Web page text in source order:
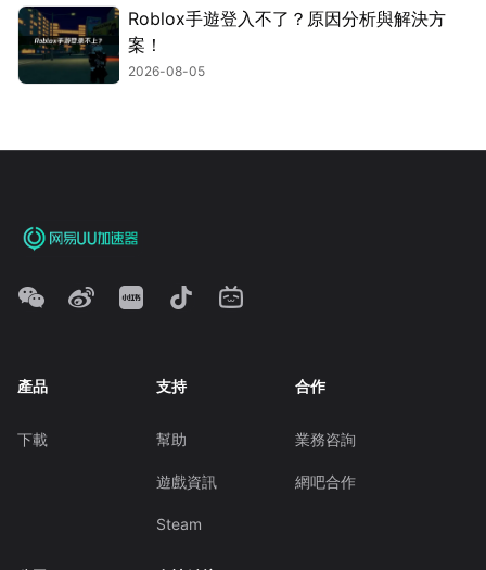
Roblox手遊登入不了？原因分析與解決方
案！
2026-08-05
產品
下載
支持
幫助
遊戲資訊
Steam
合作
業務咨詢
網吧合作